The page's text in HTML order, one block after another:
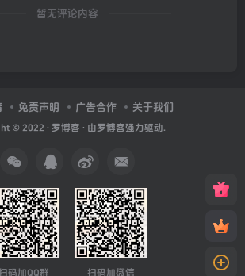
暂无评论内容
免责声明 广告合作 关于我们
© 2022 · 罗博客 · 由罗博客强力驱动.
码加QQ群 扫码加微信